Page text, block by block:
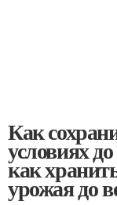
Как
условиях
как
урожая до